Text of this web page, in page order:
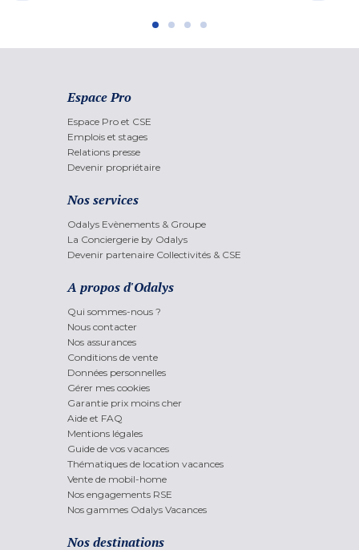
Espace Pro
Espace Pro et CSE
Emplois et stages
Relations presse
Devenir propriétaire
Nos services
Odalys Evènements & Groupe
La Conciergerie by Odalys
Devenir partenaire Collectivités & CSE
A propos d'Odalys
Qui sommes-nous ?
Nous contacter
Nos assurances
Conditions de vente
Données personnelles
Gérer mes cookies
Garantie prix moins cher
Aide et FAQ
Mentions légales
Guide de vos vacances
Thématiques de location vacances
Vente de mobil-home
Nos engagements RSE
Nos gammes Odalys Vacances
Nos destinations